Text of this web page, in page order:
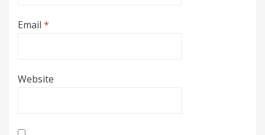
Email *
Website